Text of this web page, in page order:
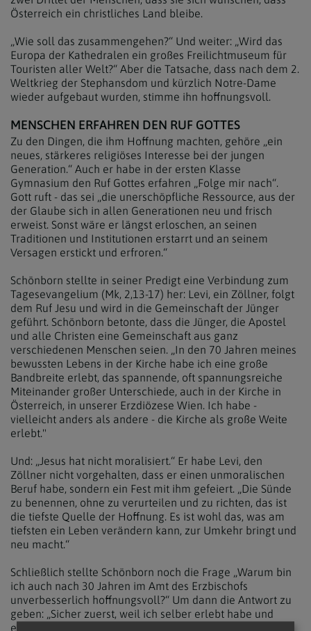
Österreich ein christliches Land bleibe.
„Wie soll das zusammengehen?“ Und weiter: „Wird das
Europa der Kathedralen ein großes Freilichtmuseum für
Touristen aller Welt?“ Aber die Tatsache, dass nach dem 2.
Weltkrieg der Stephansdom und kürzlich Notre-Dame
wieder aufgebaut wurden, stimme ihn hoffnungsvoll.
MENSCHEN ERFAHREN DEN RUF GOTTES
Zu den Dingen, die ihm Hoffnung machten, gehöre „ein
neues, stärkeres religiöses Interesse bei der jungen
Generation.“ Auch er habe in der ersten Klasse
Gymnasium den Ruf Gottes erfahren „Folge mir nach“.
Gott ruft - das sei „die unerschöpfliche Ressource, aus der
der Glaube sich in allen Generationen neu und frisch
erweist. Sonst wäre er längst erloschen, an seinen
Traditionen und Institutionen erstarrt und an seinem
Versagen erstickt und erfroren.“
Schönborn stellte in seiner Predigt eine Verbindung zum
Tagesevangelium (Mk, 2,13-17) her: Levi, ein Zöllner, folgt
dem Ruf Jesu und wird in die Gemeinschaft der Jünger
geführt. Schönborn betonte, dass die Jünger, die Apostel
und alle Christen eine Gemeinschaft aus ganz
verschiedenen Menschen seien. „In den 70 Jahren meines
bewussten Lebens in der Kirche habe ich eine große
Bandbreite erlebt, das spannende, oft spannungsreiche
Miteinander großer Unterschiede, auch in der Kirche in
Österreich, in unserer Erzdiözese Wien. Ich habe -
vielleicht anders als andere - die Kirche als große Weite
erlebt."
Und: „Jesus hat nicht moralisiert.“ Er habe Levi, den
Zöllner nicht vorgehalten, dass er einen unmoralischen
Beruf habe, sondern ein Fest mit ihm gefeiert. „Die Sünde
zu benennen, ohne zu verurteilen und zu richten, das ist
die tiefste Quelle der Hoffnung. Es ist wohl das, was am
tiefsten ein Leben verändern kann, zur Umkehr bringt und
neu macht.“
Schließlich stellte Schönborn noch die Frage „Warum bin
ich auch nach 30 Jahren im Amt des Erzbischofs
unverbesserlich hoffnungsvoll?“ Um dann die Antwort zu
geben: „Sicher zuerst, weil ich selber erlebt habe und
erlebe, dass, wie es in der Lesung hieß, das Wort Gottes